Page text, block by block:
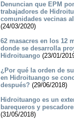
Denuncian que EPM
trabajadores de
comunidades vecinas
(24/03/2020)
62 masacres en los 12
donde se desarrolla
Hidroituango(23/01/
¿Por qué la orden de
en Hidroituango se
después? (29/06/2018)
Hidroituango es un
barequeros y
(31/05/2018)